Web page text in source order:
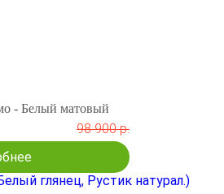
- Белый матовый
98 900 р.